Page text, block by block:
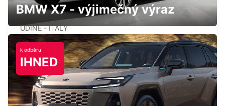
UDINE - ITALY
RIMINI
RIMINI - ITALY
BMW X7 - výjimečný výraz
k odběru
IHNED